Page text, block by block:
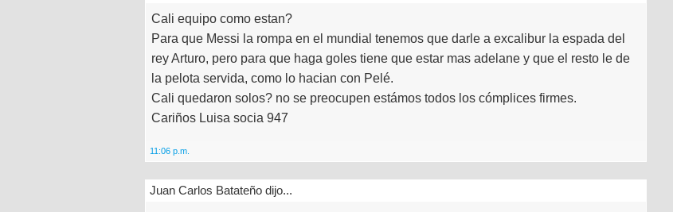
Cali equipo como estan?
Para que Messi la rompa en el mundial tenemos que darle a excalibur la espada del
rey Arturo, pero para que haga goles tiene que estar mas adelane y que el resto le de
la pelota servida, como lo hacian con Pelé.
Cali quedaron solos? no se preocupen estámos todos los cómplices firmes.
Cariños Luisa socia 947
11:06 p.m.
Juan Carlos Batateño dijo...